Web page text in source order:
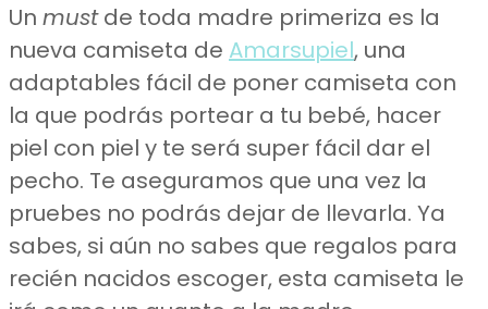
Un mustde toda madre primeriza es la
nueva camiseta de Amarsupiel, una
adaptables fácil de poner camiseta con
la que podrás portear a tu bebé, hacer
piel con piel y te será super fácil dar el
pecho. Te aseguramos que una vez la
pruebes no podrás dejar de llevarla. Ya
sabes, si aún no sabes que regalos para
recién nacidos escoger, esta camiseta le